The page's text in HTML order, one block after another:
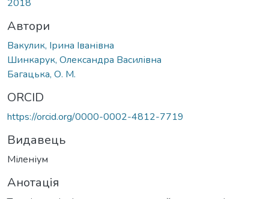
2018
Автори
Вакулик, Ірина Іванівна
Шинкарук, Олександра Василівна
Багацька, О. M.
ORCID
https://orcid.org/0000-0002-4812-7719
Видавець
Міленіум
Анотація